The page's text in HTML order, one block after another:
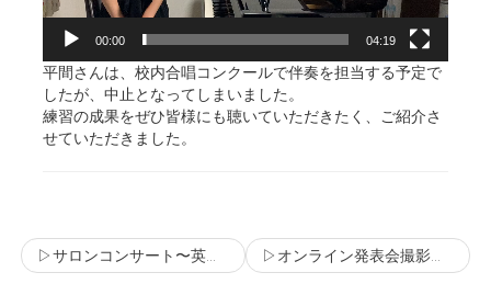
00:00 04:19
平間さんは、校内合唱コンクールで伴奏を担当する予定で
したが、中止となってしまいました。
練習の成果をぜひ皆様にも聴いていただきたく、ご紹介さ
せていただきました。